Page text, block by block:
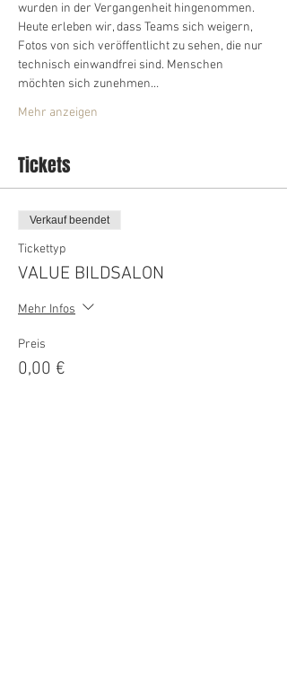
wurden in der Vergangenheit hingenommen.
Heute erleben wir, dass Teams sich weigern,
Fotos von sich veröffentlicht zu sehen, die nur
technisch einwandfrei sind. Menschen
möchten sich zunehmen…
Mehr anzeigen
Tickets
Verkauf beendet
Tickettyp
VALUE BILDSALON
Mehr Infos
Preis
0,00 €